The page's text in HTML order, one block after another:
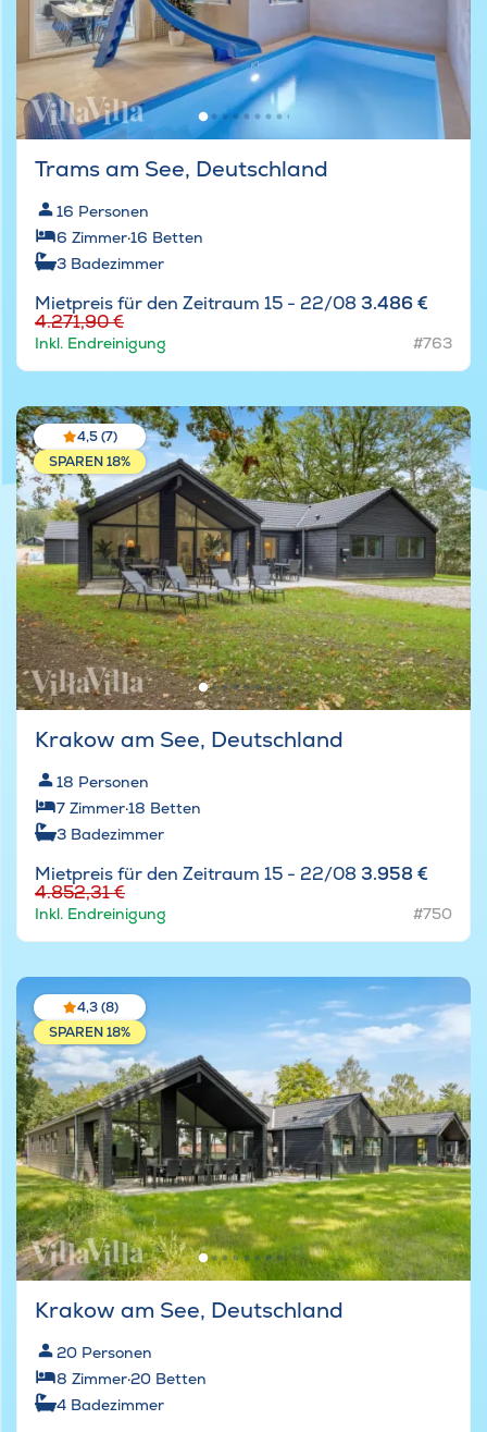
Trams am See, Deutschland
16 Personen
6 Zimmer·16 Betten
3 Badezimmer
Mietpreis für den Zeitraum 15 - 22/08 3.486 €
4.271,90 €
Inkl. Endreinigung #763
4,5 (7)
SPAREN 18%
Krakow am See, Deutschland
18 Personen
7 Zimmer·18 Betten
3 Badezimmer
Mietpreis für den Zeitraum 15 - 22/08 3.958 €
4.852,31 €
Inkl. Endreinigung #750
4,3 (8)
SPAREN 18%
Krakow am See, Deutschland
20 Personen
8 Zimmer·20 Betten
4 Badezimmer